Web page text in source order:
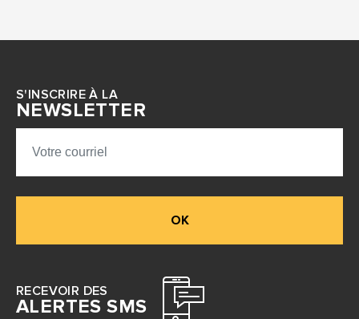
S'INSCRIRE À LA
NEWSLETTER
OK
RECEVOIR DES
ALERTES SMS